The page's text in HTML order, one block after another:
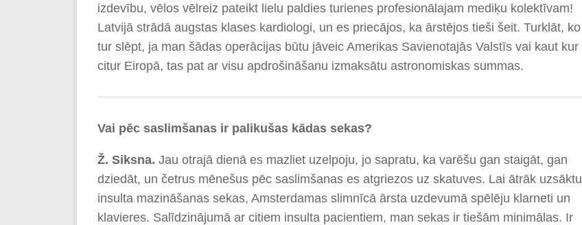
izdevību, vēlos vēlreiz pateikt lielu paldies turienes profesionālajam mediķu kolektīvam!
Latvijā strādā augstas klases kardiologi, un es priecājos, ka ārstējos tieši šeit. Turklāt, ko
tur slēpt, ja man šādas operācijas būtu jāveic Amerikas Savienotajās Valstīs vai kaut kur
citur Eiropā, tas pat ar visu apdrošināšanu izmaksātu astronomiskas summas.
Vai pēc saslimšanas ir palikušas kādas sekas?
Ž. Siksna. Jau otrajā dienā es mazliet uzelpoju, jo sapratu, ka varēšu gan staigāt, gan
dziedāt, un četrus mēnešus pēc saslimšanas es atgriezos uz skatuves. Lai ātrāk uzsāktu
insulta mazināšanas sekas, Amsterdamas slimnīcā ārsta uzdevumā spēlēju klarneti un
klavieres. Salīdzinājumā ar citiem insulta pacientiem, man sekas ir tiešām minimālas. Ir